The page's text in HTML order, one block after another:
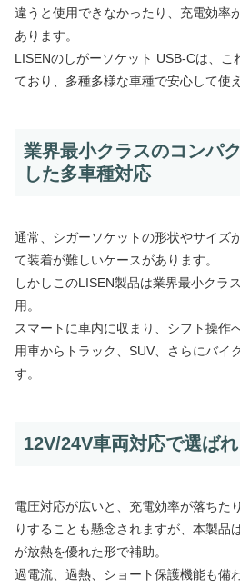
違うと使用できなかったり、充電効率
あります。
LISENのしがーソケット USB-Cは、こ
ており、多種多様な車種で安心して使
業界最小クラスのコンパ
した多車種対応
通常、シガーソケットの形状やサイズ
て装着が難しいケースがあります。
しかしこのLISEN製品は業界最小クラ
用。
スマートに車内に収まり、シフト操作
用車からトラック、SUV、さらにバイ
す。
12V/24V車両対応で選ば
電圧対応が広いと、充電効率が落ちた
りすることも懸念されますが、本製品
が放熱を優れた形で補助。
過電流、過熱、ショート保護機能も備